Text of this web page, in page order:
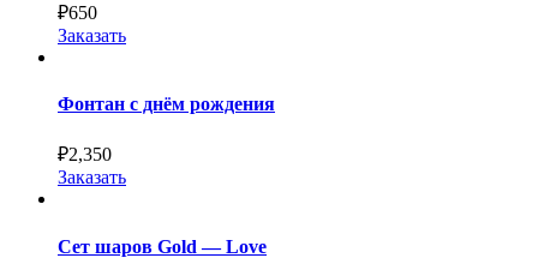
₽650
Заказать
Фонтан с днём рождения
₽2,350
Заказать
Сет шаров Gold — Love